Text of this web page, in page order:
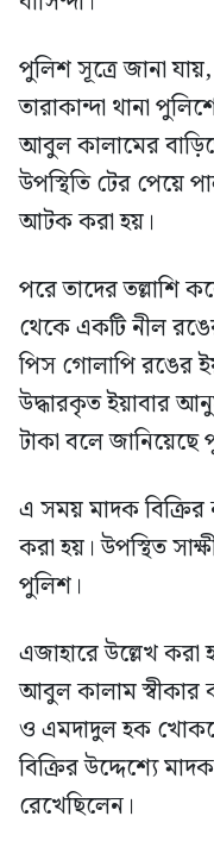
পুলিশ সূত্রে জানা
তারাকান্দা থানা
আবুল কালামের
উপস্থিতি টের পেয়ে
আটক করা হয়।
পরে তাদের তল্লাশি
থেকে একটি নীল
পিস গোলাপি রঙের
উদ্ধারকৃত ইয়াবার
টাকা বলে জানিয়েছে
এ সময় মাদক
করা হয়। উপস্থিত
পুলিশ।
‎এজাহারে উল্লেখ করা
আবুল কালাম
ও এমদাদুল হক
বিক্রির উদ্দেশ্যে
রেখেছিলেন।